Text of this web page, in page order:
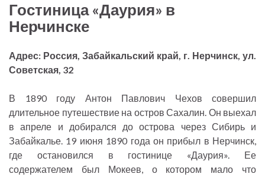
Гостиница «Даурия» в
Нерчинске
Адрес: Россия, Забайкальский край, г. Нерчинск, ул.
Советская, 32
В 1890 году Антон Павлович Чехов совершил
длительное путешествие на остров Сахалин. Он выехал
в апреле и добирался до острова через Сибирь и
Забайкалье. 19 июня 1890 года он прибыл в Нерчинск,
где остановился в гостинице «Даурия». Ее
содержателем был Мокеев, о котором мало что